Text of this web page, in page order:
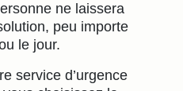
ne laissera
peu importe
le jour.
service d’urgence